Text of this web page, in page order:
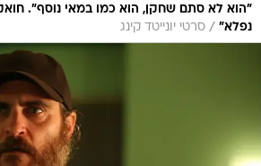
"הוא לא סתם שחקן, הוא כמו במאי נוסף".
נפלא" / סרטי יונייטד קינג